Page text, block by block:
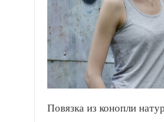
Повязка из конопли